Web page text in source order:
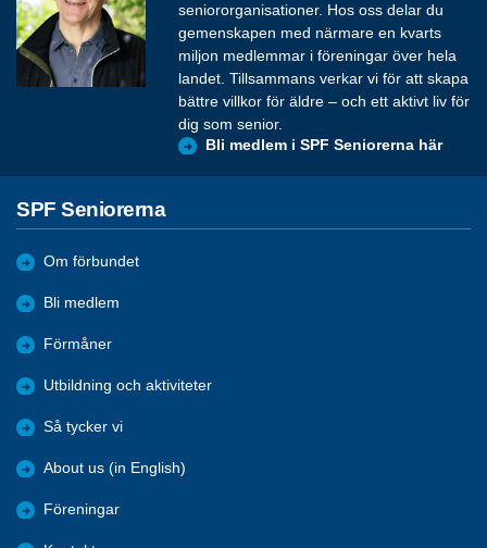
seniororganisationer. Hos oss delar du
gemenskapen med närmare en kvarts
miljon medlemmar i föreningar över hela
landet. Tillsammans verkar vi för att skapa
bättre villkor för äldre – och ett aktivt liv för
dig som senior.
Bli medlem i SPF Seniorerna här
SPF Seniorerna
Om förbundet
Bli medlem
Förmåner
Utbildning och aktiviteter
Så tycker vi
About us (in English)
Föreningar